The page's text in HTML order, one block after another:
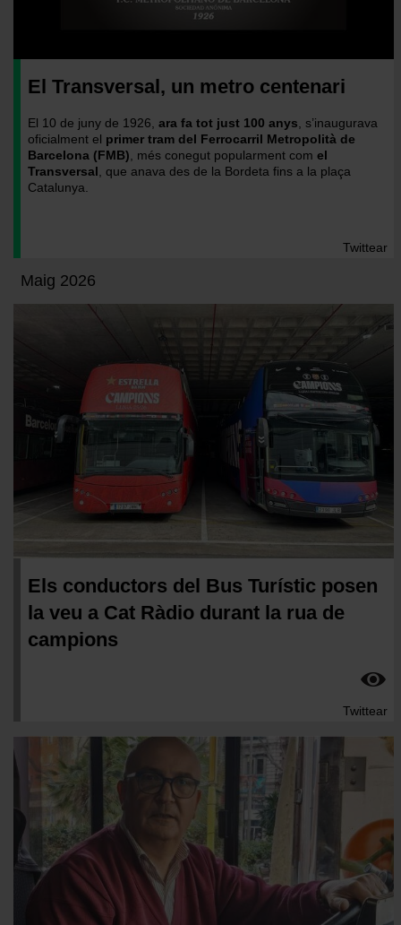
Las cookies necesarias son imprescindibles para el
nuestraPolítica de cookies .
podrás modificar tu selección de cookies seleccionando
la opción “Gestor de cookies”, que encontrarás en el
menú de la parte inferior de la web.
El Transversal, un metro centenari
El 10 de juny de 1926, ara fa tot just 100 anys, s’inaugurava
oficialment el primer tram del Ferrocarril Metropolità de
Barcelona (FMB), més conegut popularment com el
Transversal, que anava des de la Bordeta fins a la plaça
Catalunya.
Twittear
Maig 2026
Els conductors del Bus Turístic posen
la veu a Cat Ràdio durant la rua de
campions
Twittear